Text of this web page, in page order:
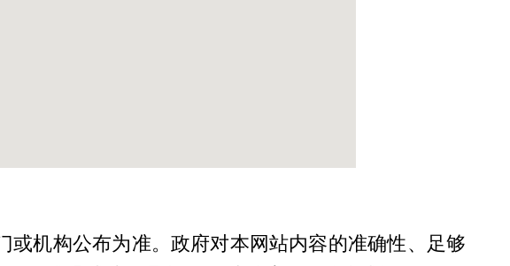
机构公布为准。政府对本网站内容的准确性、足够